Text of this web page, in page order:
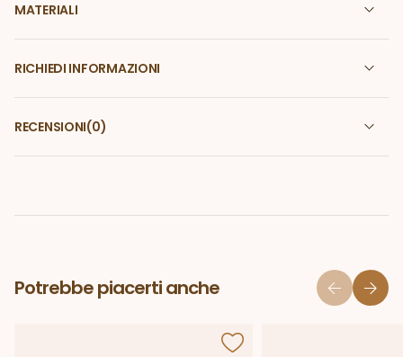
MATERIALI
RICHIEDI INFORMAZIONI
RECENSIONI(0)
Potrebbe piacerti anche